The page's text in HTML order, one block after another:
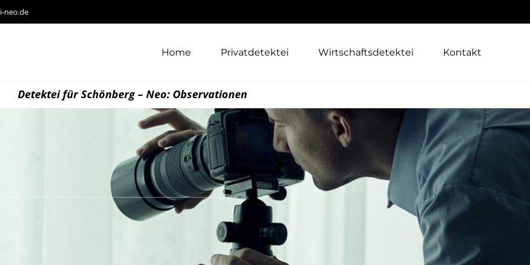
neo.de
Home Privatdetektei Wirtschaftsdetektei Kontakt
Detektei für Schönberg – Neo: Observationen